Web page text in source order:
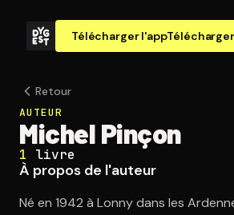
Télécharger l'appTélécharger
Retour
AUTEUR
Michel Pinçon
1 livre
À propos de l'auteur
Né en 1942 à Lonny dans les